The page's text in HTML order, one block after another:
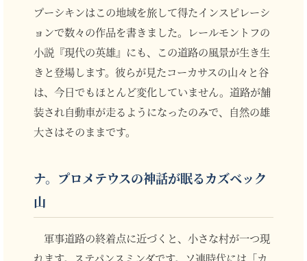
プーシキンはこの地域を旅して得たインスピレーシ
ョンで数々の作品を書きました。レールモントフの
小説『現代の英雄』にも、この道路の風景が生き生
きと登場します。彼らが見たコーカサスの山々と谷
は、今日でもほとんど変化していません。道路が舗
装され自動車が走るようになったのみで、自然の雄
大さはそのままです。
ナ。プロメテウスの神話が眠るカズベック
山
軍事道路の終着点に近づくと、小さな村が一つ現
れます。ステパンスミンダです。ソ連時代には「カ